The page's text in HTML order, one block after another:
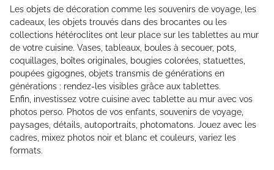
Les objets de décoration comme les souvenirs de voyage, les
cadeaux, les objets trouvés dans des brocantes ou les
collections hétéroclites ont leur place sur les tablettes au mur
de votre cuisine. Vases, tableaux, boules à secouer, pots,
coquillages, boîtes originales, bougies colorées, statuettes,
poupées gigognes, objets transmis de générations en
générations : rendez-les visibles grâce aux tablettes.
Enfin, investissez votre cuisine avec tablette au mur avec vos
photos perso. Photos de vos enfants, souvenirs de voyage,
paysages, détails, autoportraits, photomatons. Jouez avec les
cadres, mixez photos noir et blanc et couleurs, variez les
formats.